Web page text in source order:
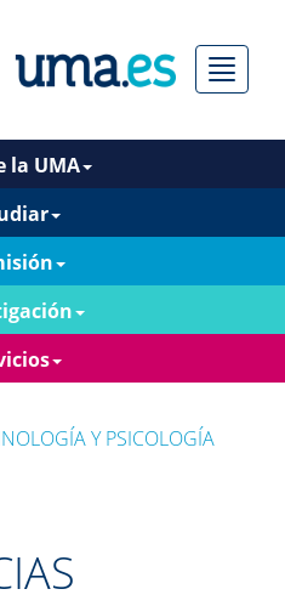
Menú
la UMA
Y PSICOLOGÍA